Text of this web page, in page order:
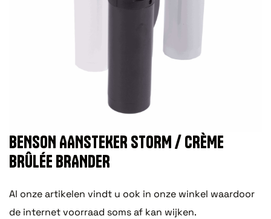
BENSON AANSTEKER STORM / CRÈME
BRÛLÉE BRANDER
Al onze artikelen vindt u ook in onze winkel waardoor
de internet voorraad soms af kan wijken.